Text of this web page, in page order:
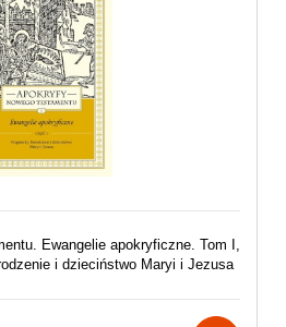
Ewangelie apokryficzne. Tom I,
i dzieciństwo Maryi i Jezusa